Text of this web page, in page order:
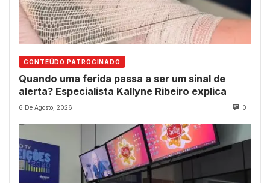
CONTEÚDO PATROCINADO
Quando uma ferida passa a ser um sinal de
alerta? Especialista Kallyne Ribeiro explica
6 De Agosto, 2026 0